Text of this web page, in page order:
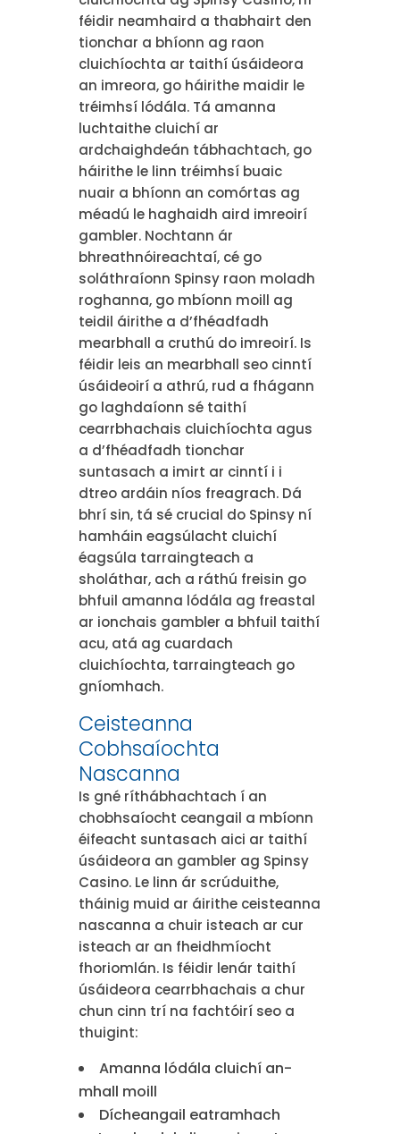
féidir neamhaird a thabhairt den
tionchar a bhíonn ag raon
cluichíochta ar taithí úsáideora
an imreora, go háirithe maidir le
tréimhsí lódála. Tá amanna
luchtaithe cluichí ar
ardchaighdeán tábhachtach, go
háirithe le linn tréimhsí buaic
nuair a bhíonn an comórtas ag
méadú le haghaidh aird imreoirí
gambler. Nochtann ár
bhreathnóireachtaí, cé go
soláthraíonn Spinsy raon moladh
roghanna, go mbíonn moill ag
teidil áirithe a d’fhéadfadh
mearbhall a cruthú do imreoirí. Is
féidir leis an mearbhall seo cinntí
úsáideoirí a athrú, rud a fhágann
go laghdaíonn sé taithí
cearrbhachais cluichíochta agus
a d’fhéadfadh tionchar
suntasach a imirt ar cinntí i i
dtreo ardáin níos freagrach. Dá
bhrí sin, tá sé crucial do Spinsy ní
hamháin eagsúlacht cluichí
éagsúla tarraingteach a
sholáthar, ach a ráthú freisin go
bhfuil amanna lódála ag freastal
ar ionchais gambler a bhfuil taithí
acu, atá ag cuardach
cluichíochta, tarraingteach go
gníomhach.
Ceisteanna
Cobhsaíochta
Nascanna
Is gné ríthábhachtach í an
chobhsaíocht ceangail a mbíonn
éifeacht suntasach aici ar taithí
úsáideora an gambler ag Spinsy
Casino. Le linn ár scrúduithe,
tháinig muid ar áirithe ceisteanna
nascanna a chuir isteach ar cur
isteach ar an fheidhmíocht
fhoriomlán. Is féidir lenár taithí
úsáideora cearrbhachais a chur
chun cinn trí na fachtóirí seo a
thuigint:
Amanna lódála cluichí an-
mhall moill
Dícheangail eatramhach